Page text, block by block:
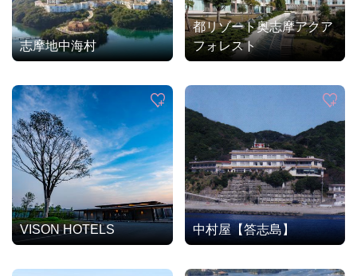
志摩地中海村
都リゾート奥志摩アクア
フォレスト
VISON HOTELS 中村屋【答志島】